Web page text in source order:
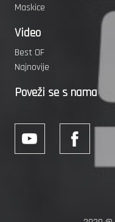
Maskice
Video
Best OF
Najnovije
Poveži se s nama